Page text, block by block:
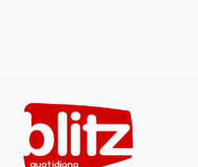
content